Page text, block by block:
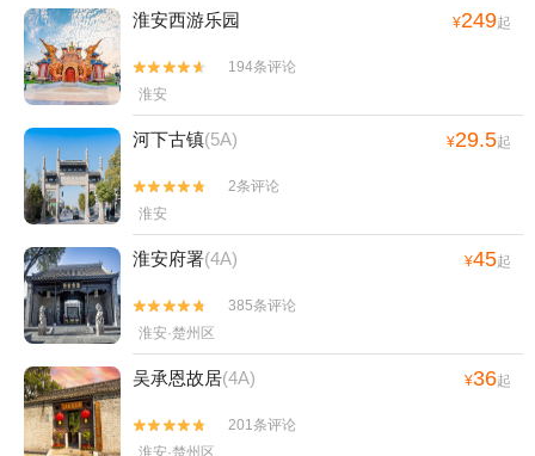
淮安西游乐园 ¥249起


194条评论
淮安
河下古镇(5A) ¥29.5起


2条评论
淮安
淮安府署(4A) ¥45起


385条评论
淮安·楚州区
吴承恩故居(4A) ¥36起


201条评论